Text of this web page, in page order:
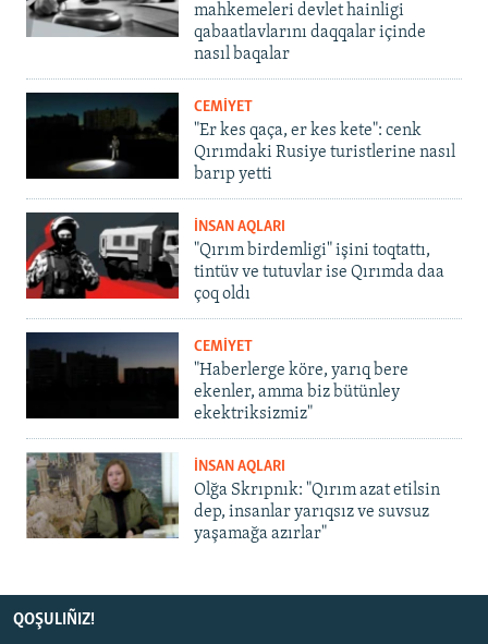
mahkemeleri devlet hainligi
qabaatlavlarını daqqalar içinde
nasıl baqalar
CEMİYET
"Er kes qaça, er kes kete": cenk
Qırımdaki Rusiye turistlerine nasıl
barıp yetti
İNSAN AQLARI
"Qırım birdemligi" işini toqtattı,
tintüv ve tutuvlar ise Qırımda daa
çoq oldı
CEMİYET
"Haberlerge köre, yarıq bere
ekenler, amma biz bütünley
ekektriksizmiz"
İNSAN AQLARI
Olğa Skrıpnık: "Qırım azat etilsin
dep, insanlar yarıqsız ve suvsuz
yaşamağa azırlar"
QOŞULIÑIZ!